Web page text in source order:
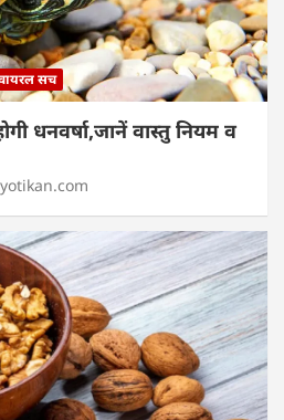
सच
धनवर्षा,जानें वास्तु नियम व